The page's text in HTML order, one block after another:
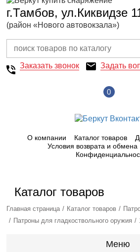
г.Тамбов, ул.Киквидзе
(район «Нового автовокзала»)
Заказать звонок Задать
0
О компании Каталог товаров
Условия возврата и обмена
Каталог товаров
Главная страница Каталог товаров
Патроны для гладкоствольного оружия
Меню